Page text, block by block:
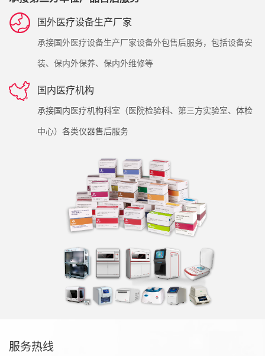
国外医疗设备生产厂家
承接国外医疗设备生产厂家设备外包售后服务，包括设备安
装、保内外保养、保内外维修等
国内医疗机构
承接国内医疗机构科室（医院检验科、第三方实验室、体检
中心）各类仪器售后服务
服务热线